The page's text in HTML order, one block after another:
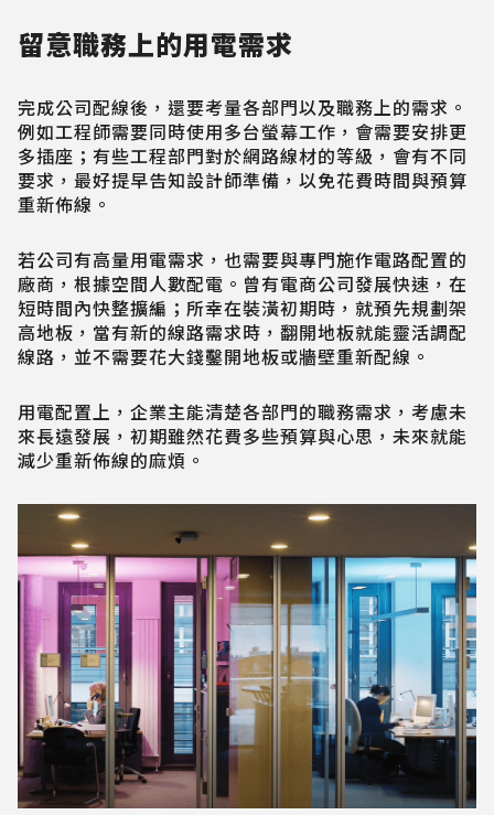
留意職務上的用電需求
完成公司配線後，還要考量各部門以及職務上的需求。
例如工程師需要同時使用多台螢幕工作，會需要安排更
多插座；有些工程部門對於網路線材的等級，會有不同
要求，最好提早告知設計師準備，以免花費時間與預算
重新佈線。
若公司有高量用電需求，也需要與專門施作電路配置的
廠商，根據空間人數配電。曾有電商公司發展快速，在
短時間內快整擴編；所幸在裝潢初期時，就預先規劃架
高地板，當有新的線路需求時，翻開地板就能靈活調配
線路，並不需要花大錢鑿開地板或牆壁重新配線。
用電配置上，企業主能清楚各部門的職務需求，考慮未
來長遠發展，初期雖然花費多些預算與心思，未來就能
減少重新佈線的麻煩。